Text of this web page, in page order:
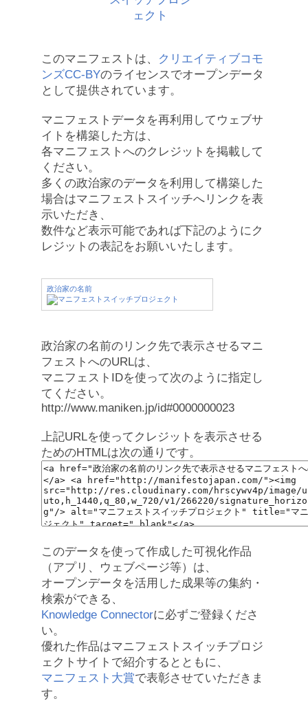
このマニフェストは、
クリエイティブコモ
ンズCC-BYのライセンスでオープンデータ
として提供されています。
マニフェストデータを再利用してウェブサ
イトを構築した方は、
各マニフェストへのクレジットを掲載して
ください。
多くの政治家のデータを利用して構築した
場合はマニフェストスイッチへリンクを表
示いただき、
数件など表示可能であれば下記のようにク
レジットの表記をお願いいたします。
政治家の名前
政治家の名前のリンク先で表示させるマニ
フェストへのURLは、
マニフェストIDを使って次のように指定し
てください。
http://www.maniken.jp/id#0000000023
上記URLを使ってクレジットを表示させる
ためのHTMLは次の通りです。
このデータを使って作成した可視化作品
（アプリ、ウェブページ等）は、
オープンデータを活用した成果等の集約・
検索ができる、
Knowledge Connectorに必ずご登録くださ
い。
優れた作品はマニフェストスイッチプロジ
ェクトサイトで紹介するとともに、
マニフェスト大賞で表彰させていただきま
す。